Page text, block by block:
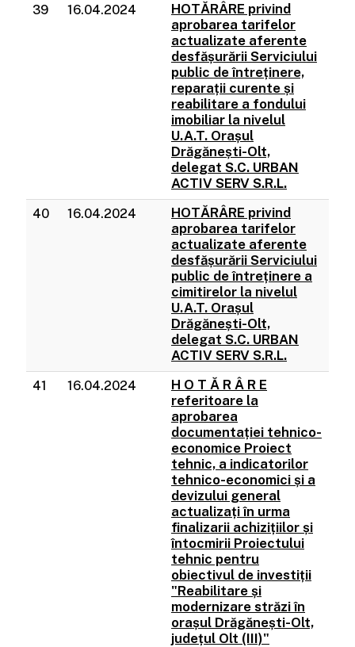
39 16.04.2024
HOTĂRÂRE privind
aprobarea tarifelor
actualizate aferente
desfășurării Serviciului
public de întreținere,
reparații curente și
reabilitare a fondului
imobiliar la nivelul
U.A.T. Orașul
Drăgănești-Olt,
delegat S.C. URBAN
ACTIV SERV S.R.L.
40 16.04.2024
HOTĂRÂRE privind
aprobarea tarifelor
actualizate aferente
desfășurării Serviciului
public de întreținere a
cimitirelor la nivelul
U.A.T. Orașul
Drăgănești-Olt,
delegat S.C. URBAN
ACTIV SERV S.R.L.
41 16.04.2024
H O T Ă R Â R E
referitoare la
aprobarea
documentației tehnico-
economice Proiect
tehnic, a indicatorilor
tehnico-economici și a
devizului general
actualizați în urma
finalizarii achizițiilor și
întocmirii Proiectului
tehnic pentru
obiectivul de investiții
"Reabilitare și
modernizare străzi în
orașul Drăgănești-Olt,
județul Olt (III)"